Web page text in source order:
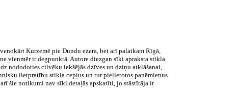
Kurzemē pie Dundu ezera, bet arī palaikam Rīgā,
vienmēr ir degpunktā. Autore diezgan sīki apraksta stikla
nododoties cilvēku iekšējās dzīves un dziņu atklāšanai,
lietpratību stikla cepļus un tur pielietotos paņēmienus.
šie notikumi nav sīki detaļās apskatīti, jo stāstītāja ir